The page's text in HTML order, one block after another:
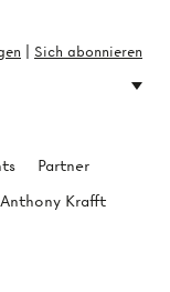
Partner
Krafft
Sich abonnieren